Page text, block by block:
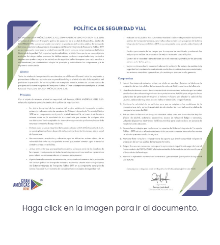
Haga click en la imagen para ir al documento.